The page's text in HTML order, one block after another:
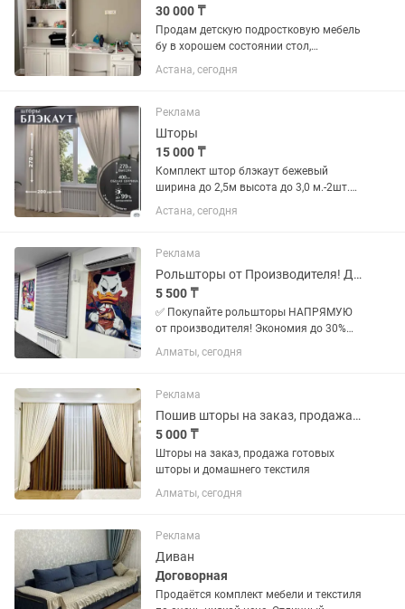
30 000 ₸
Продам детскую подростковую мебель
бу в хорошем состоянии стол,
тумбочка прикроватная и шкаф
производство Турция покупали с
данного комплекта 70000 тенге еще в...
Астана, сегодня
Реклама
Шторы
15 000 ₸
Комплект штор блэкаут бежевый
ширина до 2,5м высота до 3,0 м.-2шт.
Под ваш размер, без тюля.
Астана, сегодня
Реклама
Рольшторы от Производителя! Дешево! День-Ночь/Блэкаут Дуэт зебра
5 500 ₸
✅ Покупайте рольшторы НАПРЯМУЮ
от производителя! Экономия до 30%
без посредников. ✅ Собственное
производство в Казахстане: Полный
материалы (ткань, пластик,
алюминий),...
Алматы, сегодня
Реклама
Пошив шторы на заказ, продажа готовых шторы и домашнего текстиля
5 000 ₸
Шторы на заказ, продажа готовых
шторы и домашнего текстиля
Алматы, сегодня
Реклама
Диван
Договорная
Продаётся комплект мебели и текстиля